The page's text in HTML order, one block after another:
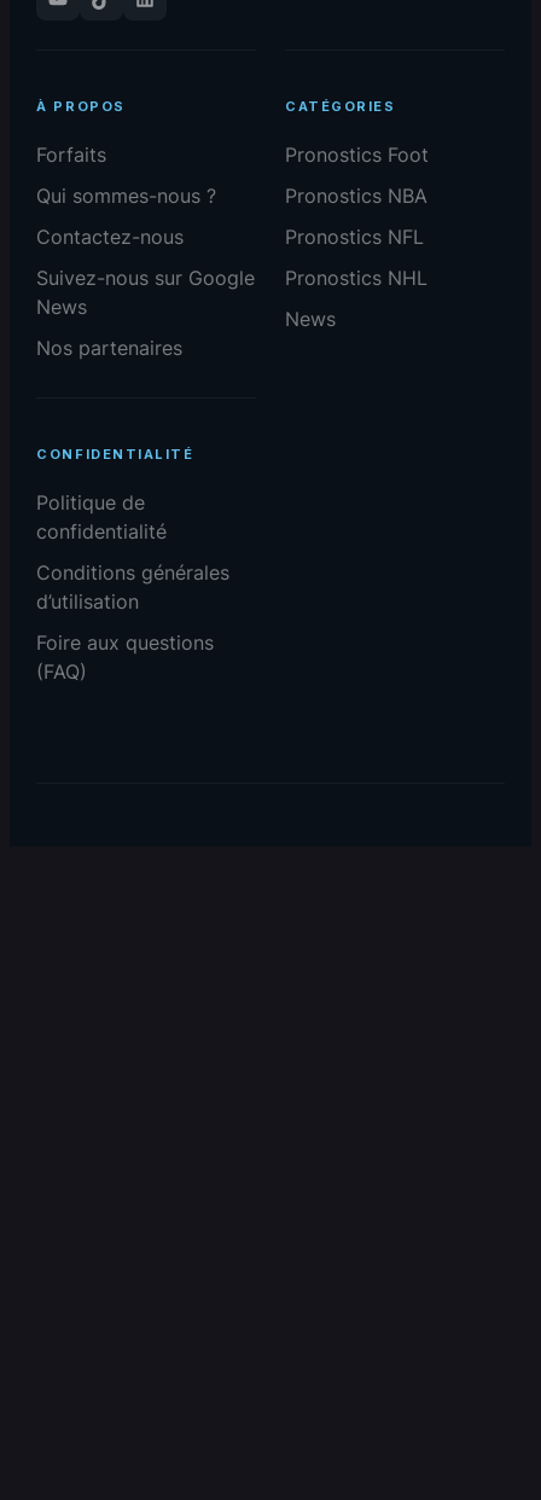
À PROPOS
Forfaits
Qui sommes-nous ?
Contactez-nous
Suivez-nous sur Google
News
Nos partenaires
CATÉGORIES
Pronostics Foot
Pronostics NBA
Pronostics NFL
Pronostics NHL
News
CONFIDENTIALITÉ
Politique de
confidentialité
Conditions générales
d’utilisation
Foire aux questions
(FAQ)